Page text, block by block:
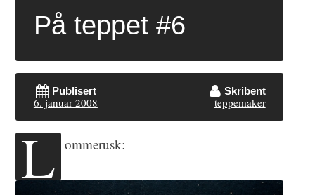
På teppet #6
Publisert
6. januar 2008
Skribent
teppemaker
L ommerusk: